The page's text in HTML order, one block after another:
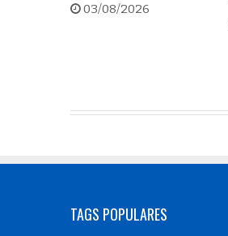
03/08/2026
TAGS POPULARES